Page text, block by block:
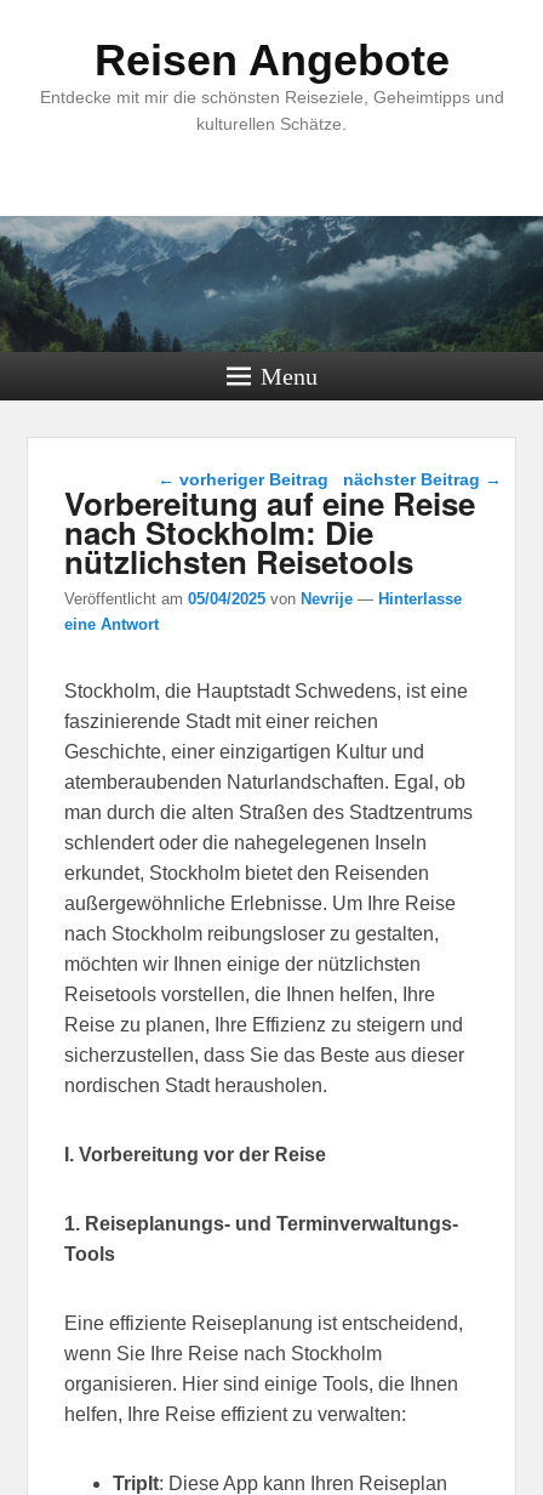
Reisen Angebote
Entdecke mit mir die schönsten Reiseziele, Geheimtipps und
kulturellen Schätze.
Menu
Beitragsnavigation
← vorheriger Beitrag nächster Beitrag →
Vorbereitung auf eine Reise
nach Stockholm: Die
nützlichsten Reisetools
Veröffentlicht am05/04/2025 vonNevrije —Hinterlasse
eine Antwort
Stockholm, die Hauptstadt Schwedens, ist eine
faszinierende Stadt mit einer reichen
Geschichte, einer einzigartigen Kultur und
atemberaubenden Naturlandschaften. Egal, ob
man durch die alten Straßen des Stadtzentrums
schlendert oder die nahegelegenen Inseln
erkundet, Stockholm bietet den Reisenden
außergewöhnliche Erlebnisse. Um Ihre Reise
nach Stockholm reibungsloser zu gestalten,
möchten wir Ihnen einige der nützlichsten
Reisetools vorstellen, die Ihnen helfen, Ihre
Reise zu planen, Ihre Effizienz zu steigern und
sicherzustellen, dass Sie das Beste aus dieser
nordischen Stadt herausholen.
I. Vorbereitung vor der Reise
1. Reiseplanungs- und Terminverwaltungs-
Tools
Eine effiziente Reiseplanung ist entscheidend,
wenn Sie Ihre Reise nach Stockholm
organisieren. Hier sind einige Tools, die Ihnen
helfen, Ihre Reise effizient zu verwalten:
TripIt: Diese App kann Ihren Reiseplan